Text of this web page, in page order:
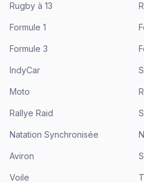
Rugby à 13
Formule 1
Formule 3
IndyCar
Moto
Rallye Raid
Natation Synchronisée
Aviron
Voile